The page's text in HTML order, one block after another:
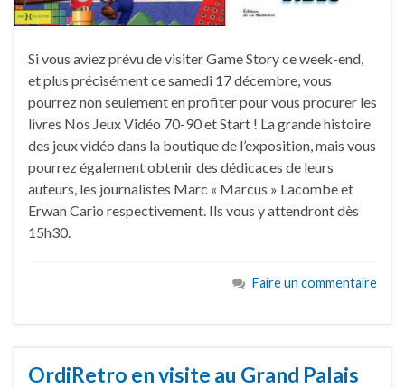
Si vous aviez prévu de visiter Game Story ce week-end,
et plus précisément ce samedi 17 décembre, vous
pourrez non seulement en profiter pour vous procurer les
livres Nos Jeux Vidéo 70-90 et Start ! La grande histoire
des jeux vidéo dans la boutique de l’exposition, mais vous
pourrez également obtenir des dédicaces de leurs
auteurs, les journalistes Marc « Marcus » Lacombe et
Erwan Cario respectivement. Ils vous y attendront dès
15h30.
Faire un commentaire
OrdiRetro en visite au Grand Palais